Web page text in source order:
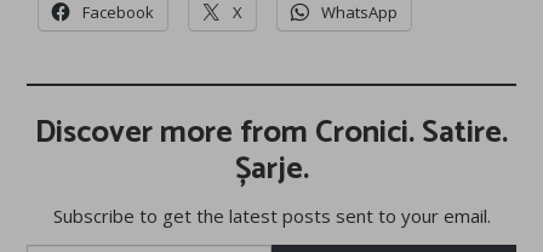
Facebook X WhatsApp
Discover more from Cronici. Satire.
Șarje.
Subscribe to get the latest posts sent to your email.